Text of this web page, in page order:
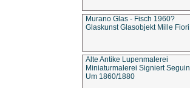
Murano Glas - Fisch 1960?
Glaskunst Glasobjekt Mille Fiori
Alte Antike Lupenmalerei
Miniaturmalerei Signiert Seguin
Um 1860/1880